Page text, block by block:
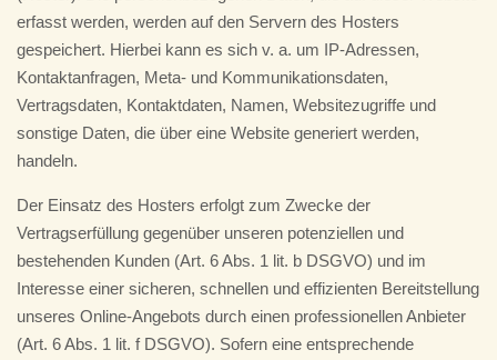
erfasst werden, werden auf den Servern des Hosters
gespeichert. Hierbei kann es sich v. a. um IP-Adressen,
Kontaktanfragen, Meta- und Kommunikationsdaten,
Vertragsdaten, Kontaktdaten, Namen, Websitezugriffe und
sonstige Daten, die über eine Website generiert werden,
handeln.
Der Einsatz des Hosters erfolgt zum Zwecke der
Vertragserfüllung gegenüber unseren potenziellen und
bestehenden Kunden (Art. 6 Abs. 1 lit. b DSGVO) und im
Interesse einer sicheren, schnellen und effizienten Bereitstellung
unseres Online-Angebots durch einen professionellen Anbieter
(Art. 6 Abs. 1 lit. f DSGVO). Sofern eine entsprechende